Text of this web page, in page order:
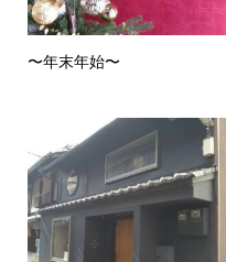
〜年末年始〜